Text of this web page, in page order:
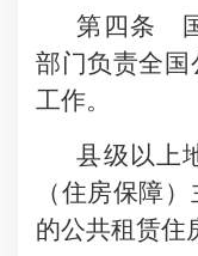
第四条
部门负责全
工作。
县级以上
（住房保障
的公共租赁住